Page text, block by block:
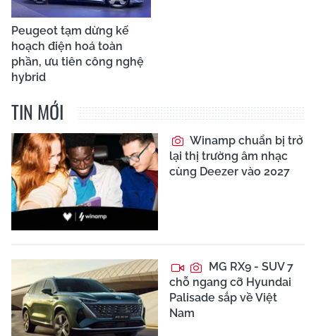
Peugeot tạm dừng kế
hoạch điện hoá toàn
phần, ưu tiên công nghệ
hybrid
TIN MỚI
Winamp chuẩn bị trở
lại thị trường âm nhạc
cùng Deezer vào 2027
MG RX9 - SUV 7
chỗ ngang cỡ Hyundai
Palisade sắp về Việt
Nam